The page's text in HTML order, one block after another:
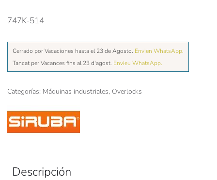
747K-514
Cerrado por Vacaciones hasta el 23 de Agosto. Envien WhatsApp.
Tancat per Vacances fins al 23 d'agost. Envieu WhatsApp.
Categorías: Máquinas industriales, Overlocks
Descripción